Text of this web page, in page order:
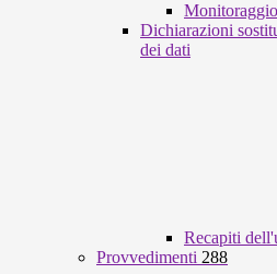
Dichiarazioni
dei dati
Recapiti
Provvedimenti 288